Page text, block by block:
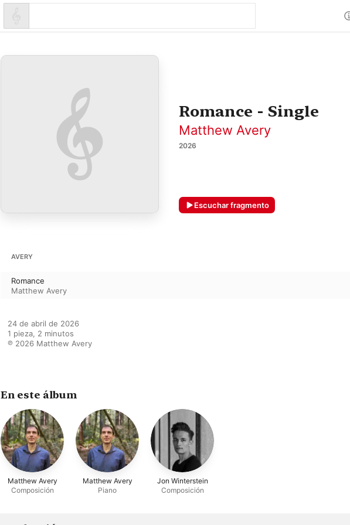
Romance - Single
Matthew Avery
2026
Escuchar fragmento
AVERY
Romance
Matthew Avery
24 de abril de 2026
1 pieza, 2 minutos
℗ 2026 Matthew Avery
En este álbum
Matthew Avery
Composición
Matthew Avery
Piano
Jon Winterstein
Composición